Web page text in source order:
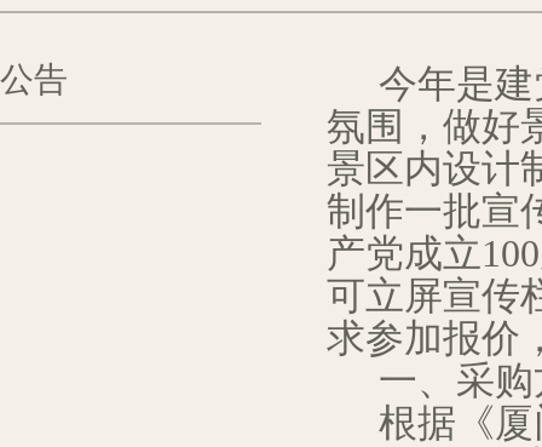
公告
今年是建
氛围，做好
景区内设计
制作一批宣
产党成立100
可立屏宣传
求参加报价
一、采
根据《